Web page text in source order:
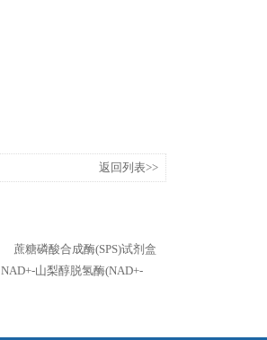
返回列表>>
蔗糖磷酸合成酶(SPS)试剂盒
NAD+-山梨醇脱氢酶(NAD+-